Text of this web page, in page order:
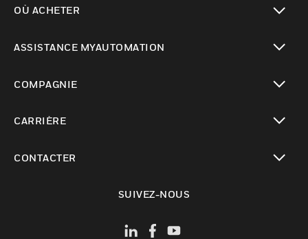
OÙ ACHETER
ASSISTANCE MYAUTOMATION
COMPAGNIE
CARRIÈRE
CONTACTER
SUIVEZ-NOUS